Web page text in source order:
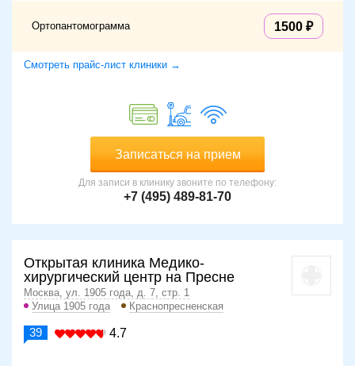
Ортопантомограмма 1500
Смотреть прайс-лист клиники →
Записаться на прием
Для записи в клинику звоните по телефону:
+7 (495) 489-81-70
Открытая клиника Медико-
хирургический центр на Пресне
Москва, ул. 1905 года, д. 7, стр. 1
Улица 1905 года
Краснопресненская
39 4.7